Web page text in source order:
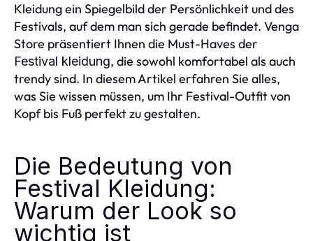
Kleidung ein Spiegelbild der Persönlichkeit und des
Festivals, auf dem man sich gerade befindet. Venga
Store präsentiert Ihnen die Must-Haves der
Festival kleidung, die sowohl komfortabel als auch
trendy sind. In diesem Artikel erfahren Sie alles,
was Sie wissen müssen, um Ihr Festival-Outfit von
Kopf bis Fuß perfekt zu gestalten.
Die Bedeutung von
Festival Kleidung:
Warum der Look so
wichtig ist